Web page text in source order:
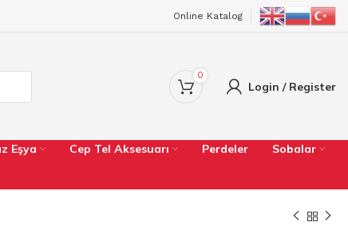
Online Katalog
0
Login / Register
Eşya Cep Tel Aksesuarı Perdeler Sobalar